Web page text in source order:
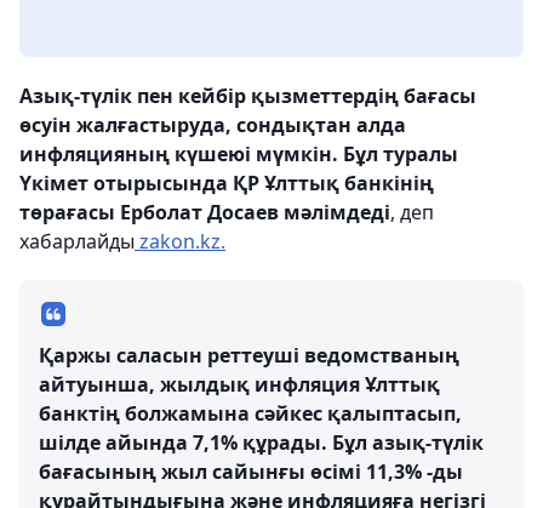
Азық-түлік пен кейбір қызметтердің бағасы
өсуін жалғастыруда, сондықтан алда
инфляцияның күшеюі мүмкін. Бұл туралы
Үкімет отырысында ҚР Ұлттық банкінің
төрағасы Ерболат Досаев мәлімдеді, деп
хабарлайды zakon.kz.
Қаржы саласын реттеуші ведомстваның
айтуынша, жылдық инфляция Ұлттық
банктің болжамына сәйкес қалыптасып,
шілде айында 7,1% құрады. Бұл азық-түлік
бағасының жыл сайынғы өсімі 11,3% -ды
құрайтындығына және инфляцияға негізгі